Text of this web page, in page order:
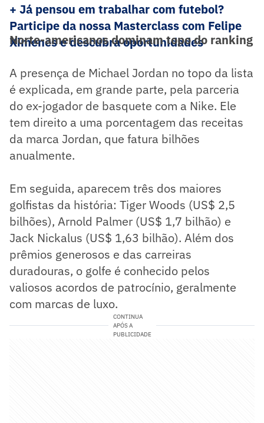
+ Já pensou em trabalhar com futebol?
Participe da nossa Masterclass com Felipe
Ximenes e descubra oportunidades
Norte-americanos dominam topo do ranking
A presença de Michael Jordan no topo da lista
é explicada, em grande parte, pela parceria
do ex-jogador de basquete com a Nike. Ele
tem direito a uma porcentagem das receitas
da marca Jordan, que fatura bilhões
anualmente.
Em seguida, aparecem três dos maiores
golfistas da história: Tiger Woods (US$ 2,5
bilhões), Arnold Palmer (US$ 1,7 bilhão) e
Jack Nickalus (US$ 1,63 bilhão). Além dos
prêmios generosos e das carreiras
duradouras, o golfe é conhecido pelos
valiosos acordos de patrocínio, geralmente
com marcas de luxo.
CONTINUA
APÓS A
PUBLICIDADE